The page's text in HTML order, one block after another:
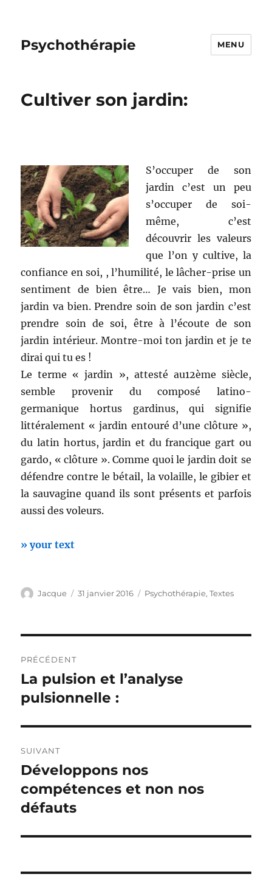
Psychothérapie MENU
Cultiver son jardin:
S’occuper de son
jardin c’est un peu
s’occuper de soi-
même, c’est
découvrir les valeurs
que l’on y cultive, la
confiance en soi, , l’humilité, le lâcher-prise un
sentiment de bien être… Je vais bien, mon
jardin va bien. Prendre soin de son jardin c’est
prendre soin de soi, être à l’écoute de son
jardin intérieur. Montre-moi ton jardin et je te
dirai qui tu es !
Le terme « jardin », attesté au12ème siècle,
semble provenir du composé latino-
germanique hortus gardinus, qui signifie
littéralement « jardin entouré d’une clôture »,
du latin hortus, jardin et du francique gart ou
gardo, « clôture ». Comme quoi le jardin doit se
défendre contre le bétail, la volaille, le gibier et
la sauvagine quand ils sont présents et parfois
aussi des voleurs.
» your text
Auteur
Jacque
Publié
31 janvier 2016 Catégories
Psychothérapie,Textes
de
l’article
PRÉCÉDENT
Publication
précédente :
La pulsion et l’analyse
pulsionnelle :
SUIVANT
Publication
suivante :
Développons nos
compétences et non nos
défauts